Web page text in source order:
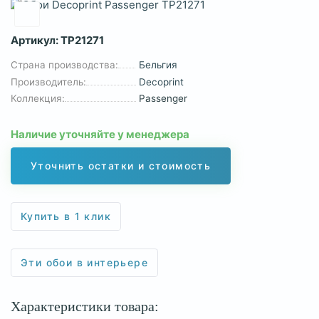
Артикул:TP21271
Страна производства:
Бельгия
Производитель:
Decoprint
Коллекция:
Passenger
Наличие уточняйте у менеджера
Уточнить остатки и стоимость
Купить в 1 клик
Эти обои в интерьере
Характеристики товара: